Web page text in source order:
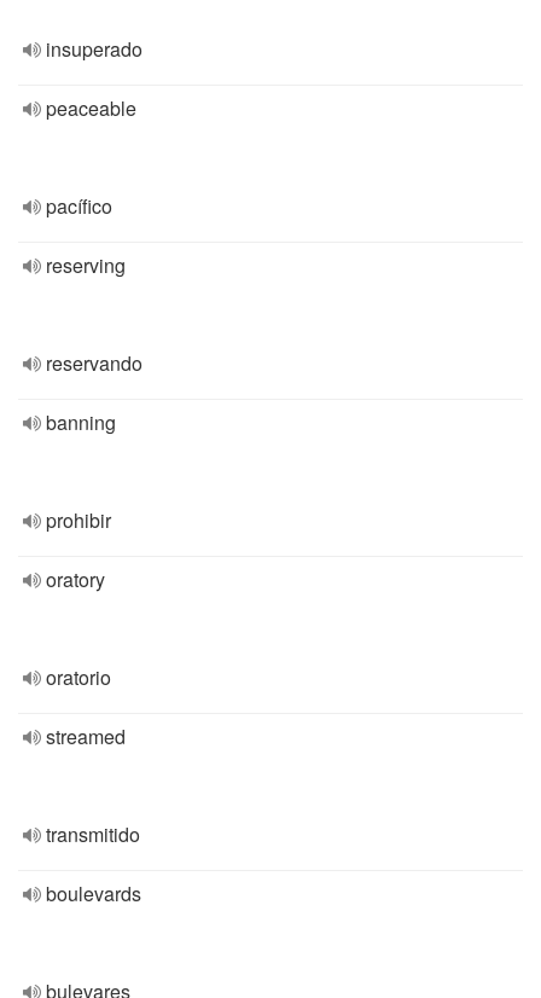
insuperado
peaceable
pacífico
reserving
reservando
banning
prohibir
oratory
oratorio
streamed
transmitido
boulevards
bulevares